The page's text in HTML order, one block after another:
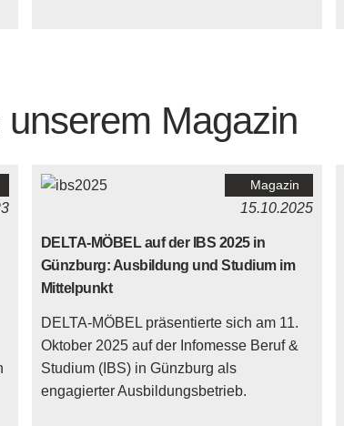
Magazin
Magazin
15.10.2025
DELTA-MÖBEL auf der IBS 2025 in
Günzburg: Ausbildung und Studium im
Mittelpunkt
DELTA-MÖBEL präsentierte sich am 11.
Oktober 2025 auf der Infomesse Beruf &
Studium (IBS) in Günzburg als
engagierter Ausbildungsbetrieb.